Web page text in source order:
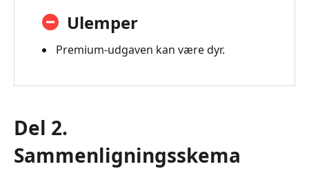
Ulemper
Premium-udgaven kan være dyr.
Del 2.
Sammenligningsskema